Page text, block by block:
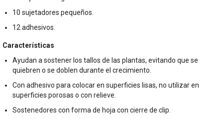
10 sujetadores pequeños.
12 adhesivos.
Características
Ayudan a sostener los tallos de las plantas, evitando que se
quiebren o se doblen durante el crecimiento.
Con adhesivo para colocar en superficies lisas, no utilizar en
superficies porosas o con relieve.
Sostenedores con forma de hoja con cierre de clip.